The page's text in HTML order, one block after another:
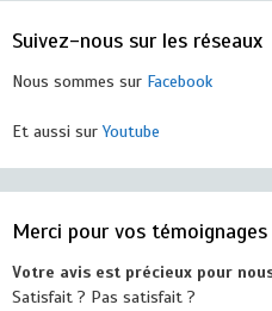
Suivez-nous sur les réseaux
Nous sommes sur Facebook
Et aussi surYoutube
Merci pour vos témoignages
Votre avis est précieux pour
Satisfait ? Pas satisfait ?